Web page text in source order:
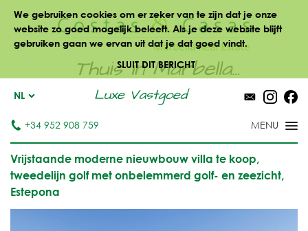
We gebruiken cookies om er zeker van te zijn dat je onze
website zo goed mogelijk beleeft. Als je deze website blijft
gebruiken gaan we ervan uit dat je dat goed vindt.
SLUIT DIT BERICHT
Thuis in Marbella...
Luxe Vastgoed
NL
+34 952 908 759
Vrijstaande moderne nieuwbouw villa te koop,
tweedelijn golf met onbelemmerd golf- en zeezicht,
Estepona